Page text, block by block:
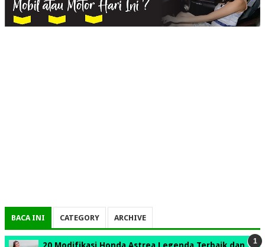
BACA INI CATEGORY ARCHIVE